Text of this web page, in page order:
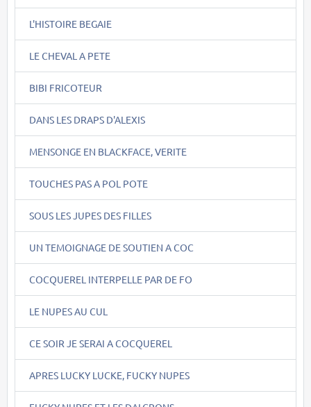
L'HISTOIRE BEGAIE
LE CHEVAL A PETE
BIBI FRICOTEUR
DANS LES DRAPS D'ALEXIS
MENSONGE EN BLACKFACE, VERITE
TOUCHES PAS A POL POTE
SOUS LES JUPES DES FILLES
UN TEMOIGNAGE DE SOUTIEN A COC
COCQUEREL INTERPELLE PAR DE FO
LE NUPES AU CUL
CE SOIR JE SERAI A COCQUEREL
APRES LUCKY LUCKE, FUCKY NUPES